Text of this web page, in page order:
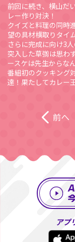
前回に続き、横山だ
レー作り対決！
クイズと料理の同時
望の具材横取りタイ
さらに完成に向け3
突入した草彅は思わ
ースケは先生からな
番組初のクッキング
達！果たしてカレー
前へ
アプ